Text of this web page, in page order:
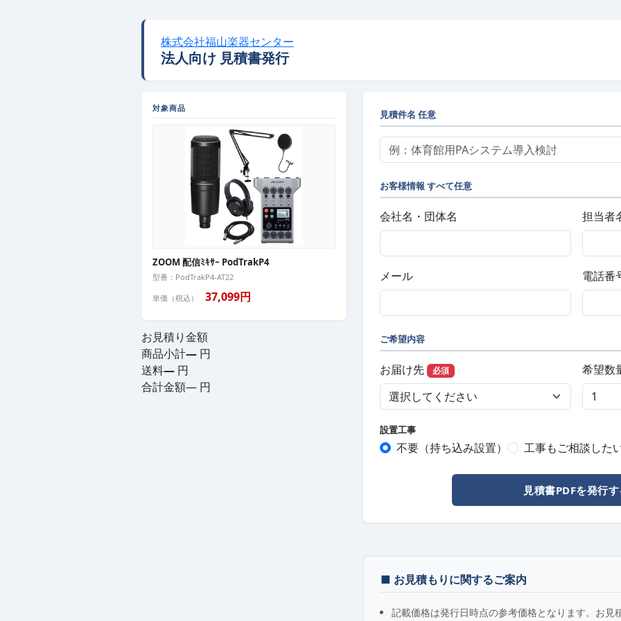
株式会社福山楽器センター
法人向け 見積書発行
対象商品
ZOOM 配信ﾐｷｻｰ PodTrakP4
型番：PodTrakP4-AT22
単価（税込）
37,099円
お見積り金額
商品小計— 円
送料— 円
合計金額— 円
見積件名 任意
お客様情報 すべて任意
会社名・団体名 担当者
メール 電話番
ご希望内容
お届け先 必須 希望数
設置工事
不要（持ち込み設置） 工事もご相談した
見積書PDFを発行
■ お見積もりに関するご案内
記載価格は発行日時点の参考価格となります。お見